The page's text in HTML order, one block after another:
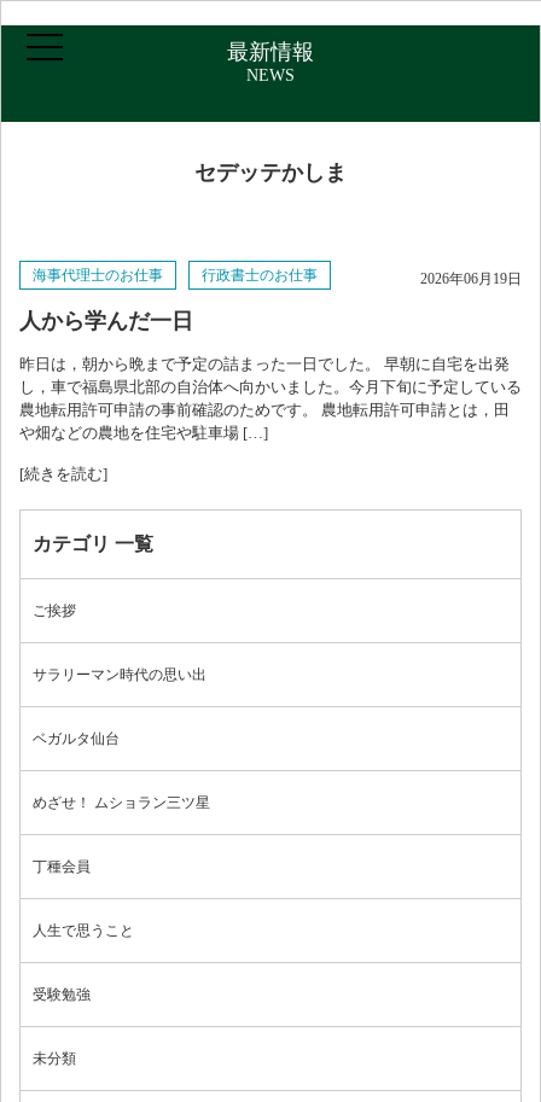
報酬について
最新情報
NEWS
セデッテかしま
海事代理士のお仕事 行政書士のお仕事 2026年06月19日
人から学んだ一日
昨日は，朝から晩まで予定の詰まった一日でした。 早朝に自宅を出発
し，車で福島県北部の自治体へ向かいました。今月下旬に予定している
農地転用許可申請の事前確認のためです。 農地転用許可申請とは，田
や畑などの農地を住宅や駐車場 […]
[続きを読む]
カテゴリ 一覧
ご挨拶
サラリーマン時代の思い出
ベガルタ仙台
めざせ！ ムショラン三ツ星
丁種会員
人生で思うこと
受験勉強
未分類